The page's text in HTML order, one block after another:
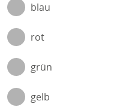
blau
rot
grün
gelb